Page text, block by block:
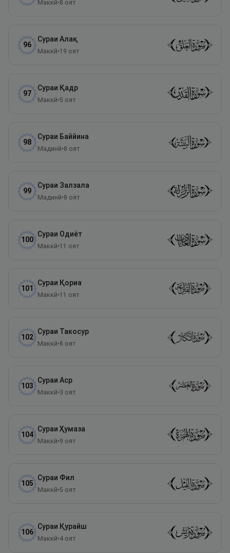
Маккӣ•8 оят
96
Сураи Алақ
Маккӣ•19 оят
97
Сураи Қадр
Маккӣ•5 оят
98
Сураи Баййина
Мадинӣ•8 оят
99
Сураи Залзала
Мадинӣ•8 оят
100
Сураи Одиёт
Маккӣ•11 оят
101
Сураи Қориа
Маккӣ•11 оят
102
Сураи Такосур
Маккӣ•8 оят
103
Сураи Аср
Маккӣ•3 оят
104
Сураи Ҳумаза
Маккӣ•9 оят
105
Сураи Фил
Маккӣ•5 оят
106
Сураи Қурайш
Маккӣ•4 оят